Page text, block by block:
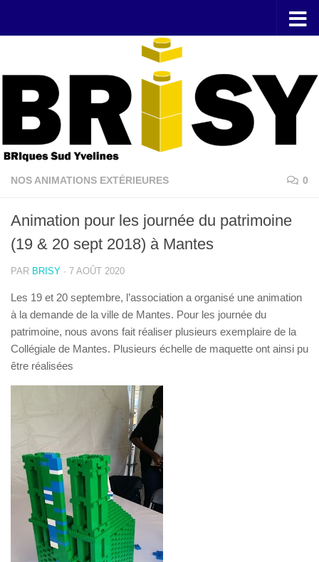
NOS ANIMATIONS EXTÉRIEURES 0
Animation pour les journée du patrimoine
(19 & 20 sept 2018) à Mantes
PAR BRISY · 7 AOÛT 2020
Les 19 et 20 septembre, l’association a organisé une animation
à la demande de la ville de Mantes. Pour les journée du
patrimoine, nous avons fait réaliser plusieurs exemplaire de la
Collégiale de Mantes. Plusieurs échelle de maquette ont ainsi pu
être réalisées